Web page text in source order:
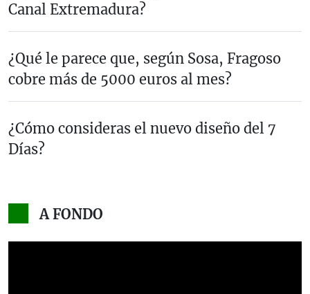
Canal Extremadura?
¿Qué le parece que, según Sosa, Fragoso
cobre más de 5000 euros al mes?
¿Cómo consideras el nuevo diseño del 7
Días?
A FONDO